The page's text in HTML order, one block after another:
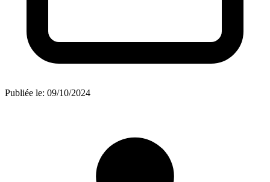
Publiée le: 09/10/2024